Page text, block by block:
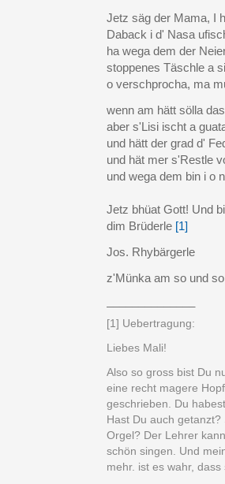
Jetz säg der Mama, I
Daback i d' Nasa
ha wega dem der
stoppenes Täschle a
o verschprocha, ma
wenn am hätt sölla
aber s'Lisi ischt a
und hätt der grad d'
und hät mer s'Restle
und wega dem bin i o
Jetz bhüat Gott! Und
dim Brüderle [1]
Jos. Rhybärgerle
z'Münka am so und
[1] Uebertragung:
Liebes Mali!
Also so gross bist Du
eine recht magere
geschrieben. Du
Hast Du auch
Orgel? Der Lehrer
schön singen. Und
mehr. ist es wahr,